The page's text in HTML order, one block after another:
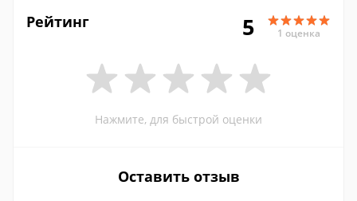
Рейтинг 5 1 оценка
Нажмите, для быстрой оценки
Оставить отзыв